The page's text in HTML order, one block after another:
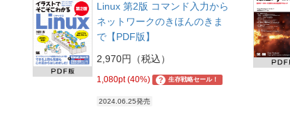
Linux 第2版 コマンド入力から
ネットワークのきほんのきま
で【PDF版】
2,970円（税込）
1,080pt (40%) ? 生存戦略セール！
2024.06.25発売